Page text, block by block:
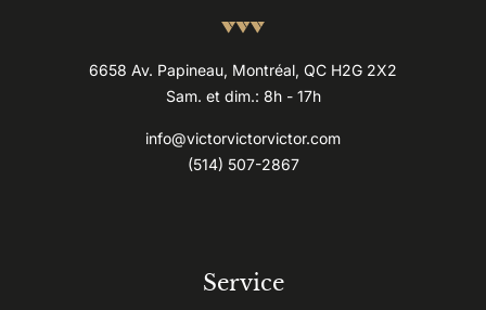
6658 Av. Papineau, Montréal, QC H2G 2X2
Sam. et dim.: 8h - 17h
info@victorvictorvictor.com
(514) 507-2867
Service